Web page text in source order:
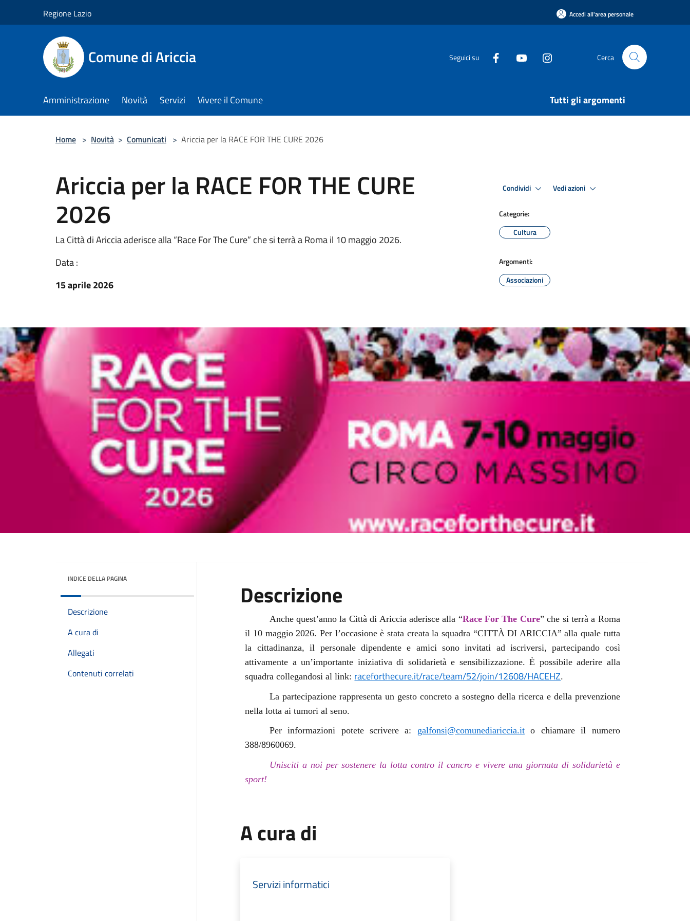
Regione Lazio Accedi all'area personale
Comune di Ariccia Seguici su Cerca
Amministrazione Novità Servizi Vivere il Comune Tutti gli argomenti
Home > Novità > Comunicati > Ariccia per la RACE FOR THE CURE 2026
Ariccia per la RACE FOR THE CURE
2026
La Città di Ariccia aderisce alla “Race For The Cure” che si terrà a Roma il 10 maggio 2026.
Data :
15 aprile 2026
Condividi Vedi azioni
Categorie:
Cultura
Argomenti:
Associazioni
INDICE DELLA PAGINA
Descrizione
A cura di
Allegati
Contenuti correlati
Descrizione
Anche quest’anno la Città di Ariccia aderisce alla “Race For The Cure” che si terrà a Roma
il 10 maggio 2026. Per l’occasione è stata creata la squadra “CITTÀ DI ARICCIA” alla quale tutta
la cittadinanza, il personale dipendente e amici sono invitati ad iscriversi, partecipando così
attivamente a un’importante iniziativa di solidarietà e sensibilizzazione. È possibile aderire alla
squadra collegandosi al link: raceforthecure.it/race/team/52/join/12608/HACEHZ.
La partecipazione rappresenta un gesto concreto a sostegno della ricerca e della prevenzione
nella lotta ai tumori al seno.
Per informazioni potete scrivere a: galfonsi@comunediariccia.ito chiamare il numero
388/8960069.
Unisciti a noi per sostenere la lotta contro il cancro e vivere una giornata di solidarietà e
sport!
A cura di
Servizi informatici